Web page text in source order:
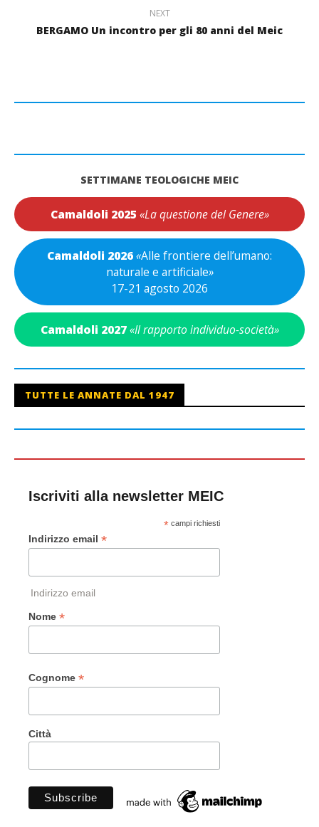
NEXT
BERGAMO Un incontro per gli 80 anni del Meic
SETTIMANE TEOLOGICHE MEIC
Camaldoli 2025 «La questione del Genere»
Camaldoli 2026«Alle frontiere dell’umano:
naturale e artificiale»
17-21 agosto 2026
Camaldoli 2027 «Il rapporto individuo-società»
TUTTE LE ANNATE DAL 1947
Iscriviti alla newsletter MEIC
*campi richiesti
Indirizzo email *
Indirizzo email
Nome *
Cognome *
Città